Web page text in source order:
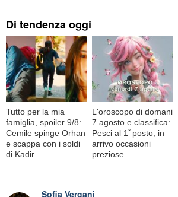
Di tendenza oggi
Tutto per la mia
famiglia, spoiler 9/8:
Cemile spinge Orhan
e scappa con i soldi
di Kadir
L'oroscopo di domani
7 agosto e classifica:
Pesci al 1ﾟposto, in
arrivo occasioni
preziose
Sofia Vergani